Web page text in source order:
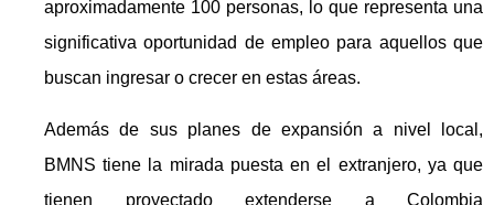
aproximadamente 100 personas, lo que representa una
significativa oportunidad de empleo para aquellos que
buscan ingresar o crecer en estas áreas.
Además de sus planes de expansión a nivel local,
BMNS tiene la mirada puesta en el extranjero, ya que
tienen proyectado extenderse a Colombia